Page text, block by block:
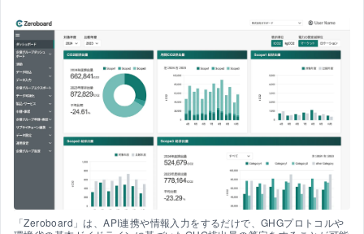
「Zeroboard」は、API連携や情報入力をするだけで、GHGプロトコルや